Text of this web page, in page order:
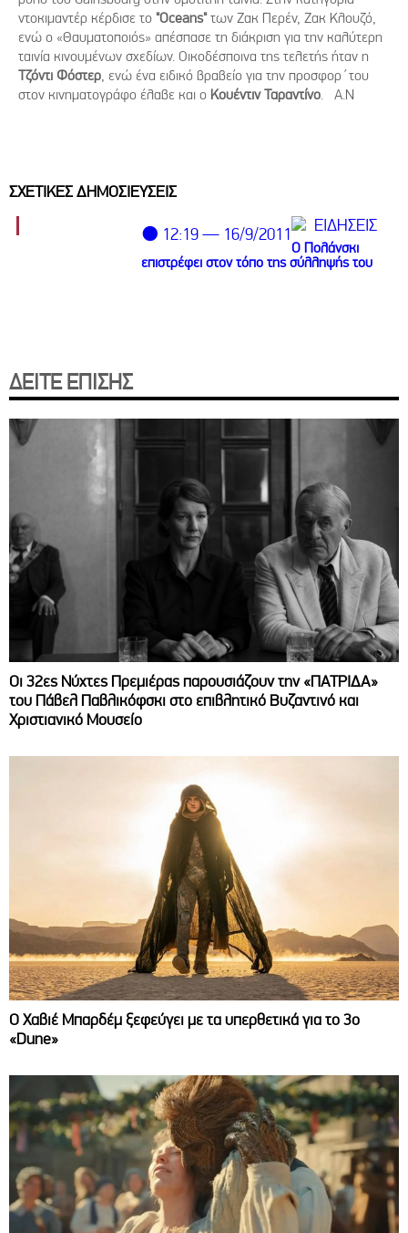
ντοκιμαντέρ κέρδισε το "Oceans" των Ζακ Περέν, Ζακ Κλουζό,
ενώ ο «Θαυματοποιός» απέσπασε τη διάκριση για την καλύτερη
ταινία κινουμένων σχεδίων. Οικοδέσποινα της τελετής ήταν η
Τζόντι Φόστερ, ενώ ένα ειδικό βραβείο για την προσφορ΄του
στον κινηματογράφο έλαβε και ο Κουέντιν Ταραντίνο. Α.Ν
ΣΧΕΤΙΚΕΣ ΔΗΜΟΣΙΕΥΣΕΙΣ
ΕΙΔΗΣΕΙΣ
⚫ 12:19 — 16/9/2011
O Πολάνσκι
επιστρέφει στον τόπο της σύλληψής του
ΔΕΙΤΕ ΕΠΙΣΗΣ
Οι 32ες Νύχτες Πρεμιέρας παρουσιάζουν την «ΠΑΤΡΙΔΑ»
του Πάβελ Παβλικόφσκι στο επιβλητικό Βυζαντινό και
Χριστιανικό Μουσείο
O Χαβιέ Μπαρδέμ ξεφεύγει με τα υπερθετικά για το 3ο
«Dune»